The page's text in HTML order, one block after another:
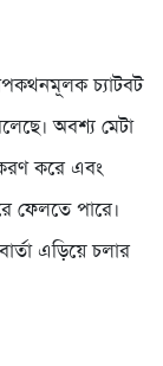
চ্যাটবট
অবশ্য মেটা
করে এবং
ফেলতে পারে।
এড়িয়ে চলার